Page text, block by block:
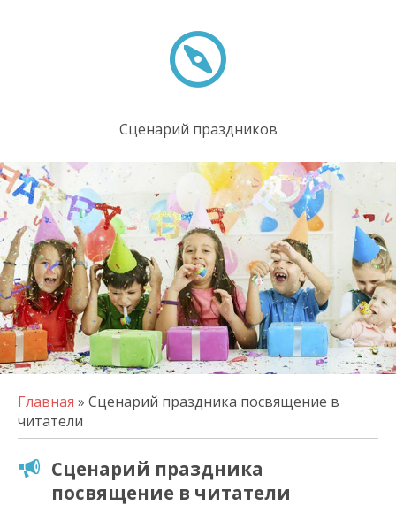
Сценарий праздников
Главная » Сценарий праздника посвящение в
читатели
Сценарий праздника
посвящение в читатели